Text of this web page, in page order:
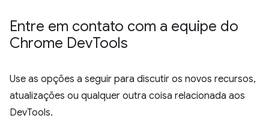
Entre em contato com a equipe do
Chrome DevTools
Use as opções a seguir para discutir os novos recursos,
atualizações ou qualquer outra coisa relacionada aos
DevTools.